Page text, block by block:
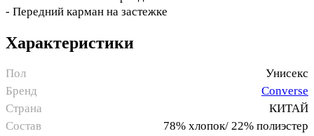
- Передний карман на застежке
Характеристики
Пол
Унисекс
Бренд
Converse
Страна
КИТАЙ
Состав
78% хлопок/ 22% полиэстер